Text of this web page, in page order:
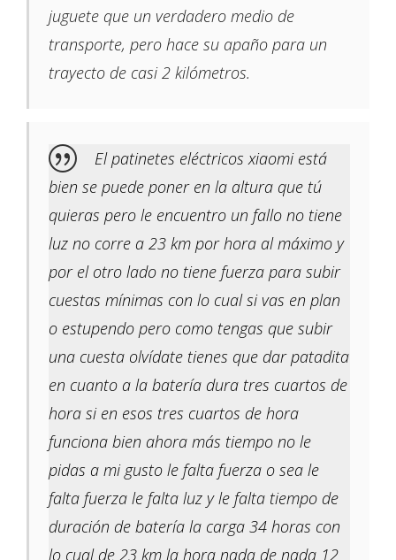
juguete que un verdadero medio de
transporte, pero hace su apaño para un
trayecto de casi 2 kilómetros.
El patinetes eléctricos xiaomi está
bien se puede poner en la altura que tú
quieras pero le encuentro un fallo no tiene
luz no corre a 23 km por hora al máximo y
por el otro lado no tiene fuerza para subir
cuestas mínimas con lo cual si vas en plan
o estupendo pero como tengas que subir
una cuesta olvídate tienes que dar patadita
en cuanto a la batería dura tres cuartos de
hora si en esos tres cuartos de hora
funciona bien ahora más tiempo no le
pidas a mi gusto le falta fuerza o sea le
falta fuerza le falta luz y le falta tiempo de
duración de batería la carga 34 horas con
lo cual de 23 km la hora nada de nada 12